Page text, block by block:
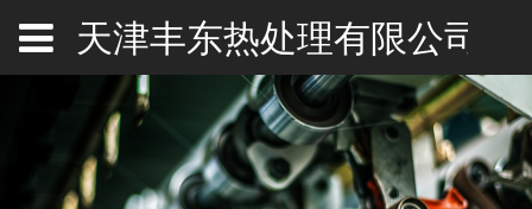
天津丰东热处理有限公司